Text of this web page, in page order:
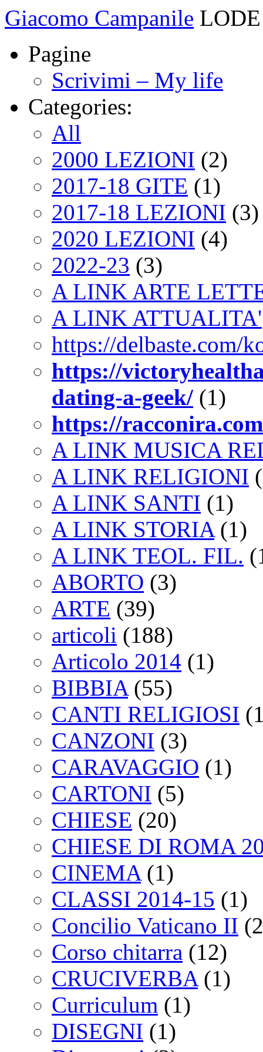
Giacomo Campanile
Pagine
Scrivimi – My life
Categories:
All
2000 LEZIONI (2)
2017-18 GITE (1)
2017-18 LEZIONI (3)
2020 LEZIONI (4)
2022-23 (3)
A LINK ARTE
A LINK ATTUALITA'
https://delbaste.com/
https://
dating-a-geek/ (1)
https://
A LINK MUSICA
A LINK RELIGIONI
A LINK SANTI (1)
A LINK STORIA(1)
A LINK TEOL. FIL.
ABORTO (3)
ARTE (39)
articoli (188)
Articolo 2014 (1)
BIBBIA(55)
CANTI RELIGIOSI
CANZONI (3)
CARAVAGGIO (1)
CARTONI (5)
CHIESE (20)
CHIESE DI ROMA
CINEMA(1)
CLASSI 2014-15 (1)
Concilio Vaticano II
Corso chitarra (12)
CRUCIVERBA(1)
Curriculum (1)
DISEGNI (1)